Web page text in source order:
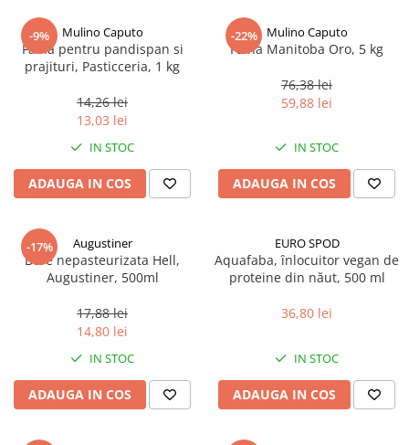
-9% Mulino Caputo
Faina pentru pandispan si
prajituri, Pasticceria, 1 kg
14,26 lei
13,03 lei
IN STOC
ADAUGA IN COS
-22% Mulino Caputo
Faina Manitoba Oro, 5 kg
76,38 lei
59,88 lei
IN STOC
ADAUGA IN COS
-17% Augustiner
Bere nepasteurizata Hell,
Augustiner, 500ml
17,88 lei
14,80 lei
IN STOC
ADAUGA IN COS
EURO SPOD
Aquafaba, înlocuitor vegan de
proteine ​​din năut, 500 ml
36,80 lei
IN STOC
ADAUGA IN COS